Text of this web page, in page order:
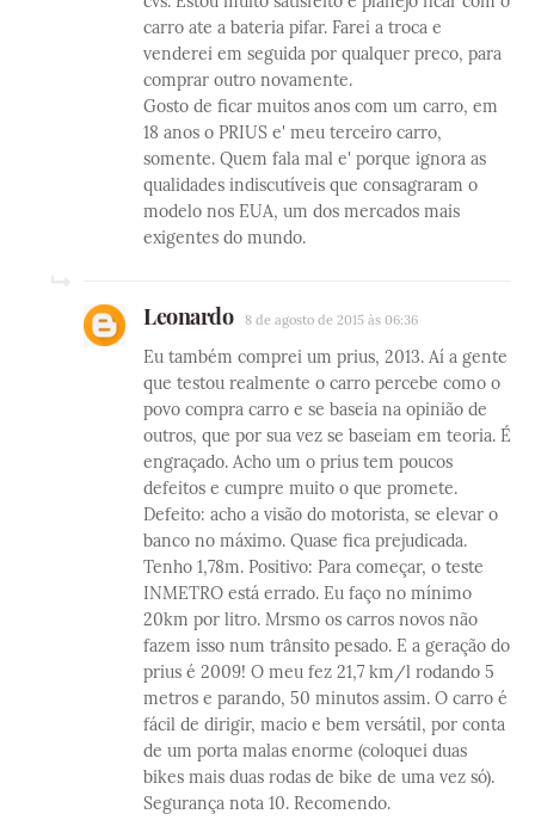
carro ate a bateria pifar. Farei a troca e
venderei em seguida por qualquer preco, para
comprar outro novamente.
Gosto de ficar muitos anos com um carro, em
18 anos o PRIUS e' meu terceiro carro,
somente. Quem fala mal e' porque ignora as
qualidades indiscutíveis que consagraram o
modelo nos EUA, um dos mercados mais
exigentes do mundo.
Leonardo 8 de agosto de 2015 às 06:36
Eu também comprei um prius, 2013. Aí a gente
que testou realmente o carro percebe como o
povo compra carro e se baseia na opinião de
outros, que por sua vez se baseiam em teoria. É
engraçado. Acho um o prius tem poucos
defeitos e cumpre muito o que promete.
Defeito: acho a visão do motorista, se elevar o
banco no máximo. Quase fica prejudicada.
Tenho 1,78m. Positivo: Para começar, o teste
INMETRO está errado. Eu faço no mínimo
20km por litro. Mrsmo os carros novos não
fazem isso num trânsito pesado. E a geração do
prius é 2009! O meu fez 21,7 km/l rodando 5
metros e parando, 50 minutos assim. O carro é
fácil de dirigir, macio e bem versátil, por conta
de um porta malas enorme (coloquei duas
bikes mais duas rodas de bike de uma vez só).
Segurança nota 10. Recomendo.